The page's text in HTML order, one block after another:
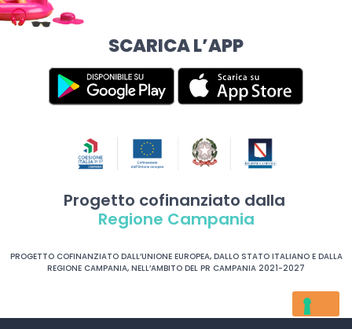
SCARICA L’APP
Progetto cofinanziato dalla
Regione Campania
PROGETTO COFINANZIATO DALL’UNIONE EUROPEA, DALLO STATO ITALIANO E DALLA
REGIONE CAMPANIA, NELL’AMBITO DEL PR CAMPANIA 2021-2027